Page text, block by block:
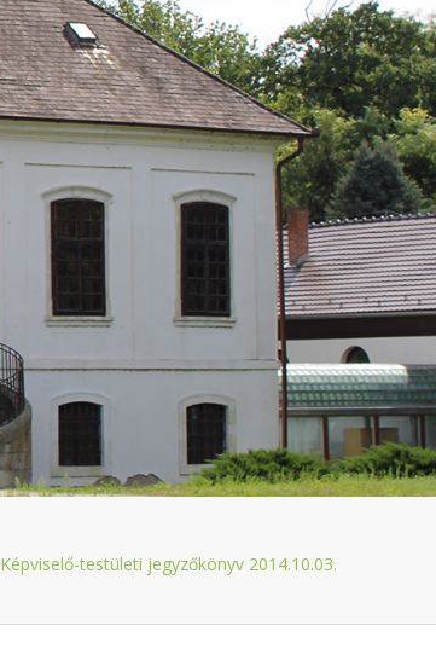
Képviselő-testületi jegyzőkönyv 2014.10.03.